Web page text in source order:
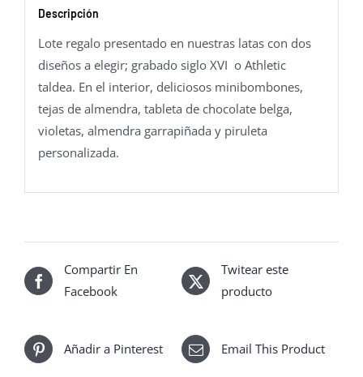
Descripción
Lote regalo presentado en nuestras latas con dos
diseños a elegir; grabado siglo XVI o Athletic
taldea. En el interior, deliciosos minibombones,
tejas de almendra, tableta de chocolate belga,
violetas, almendra garrapiñada y piruleta
personalizada.
Compartir En
Facebook
Twitear este
producto
Añadir a Pinterest Email This Product